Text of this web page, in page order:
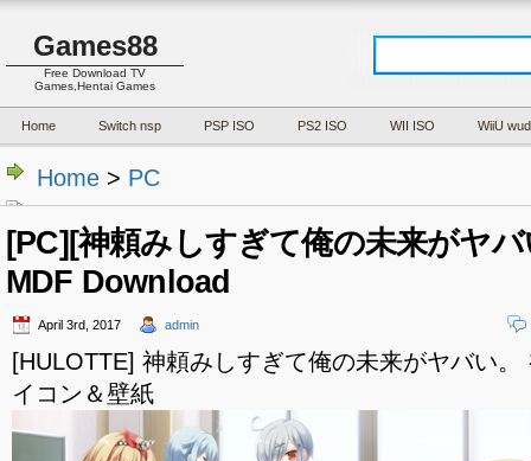
Games88
Free Download TV
Games,Hentai Games
Home Switch nsp PSP ISO PS2 ISO WII ISO WiiU wud
Home > PC
[PC][神頼みしすぎて俺の未来がヤ
MDF Download
April 3rd, 2017 admin
[HULOTTE] 神頼みしすぎて俺の未来がヤバい
イコン＆壁紙